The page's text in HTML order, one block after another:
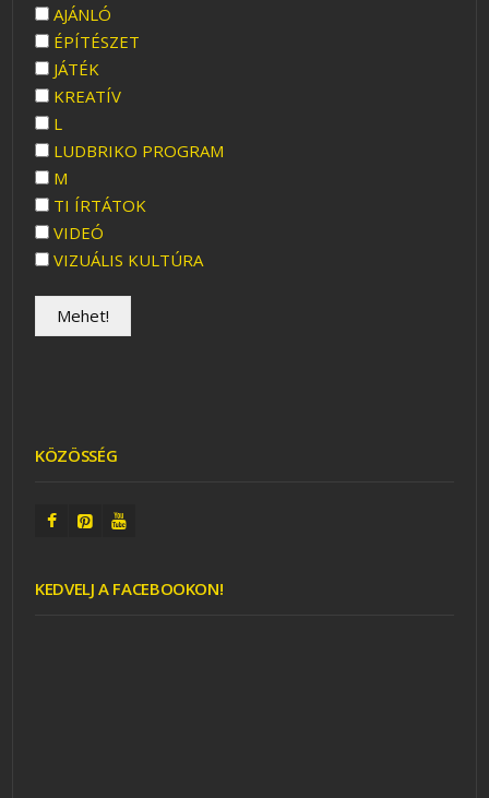
AJÁNLÓ
ÉPÍTÉSZET
JÁTÉK
KREATÍV
L
LUDBRIKO PROGRAM
M
TI ÍRTÁTOK
VIDEÓ
VIZUÁLIS KULTÚRA
KÖZÖSSÉG
KEDVELJ A FACEBOOKON!